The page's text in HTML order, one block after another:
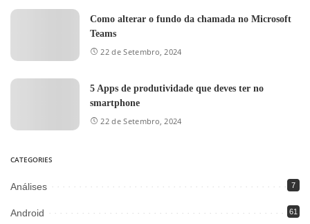
Como alterar o fundo da chamada no Microsoft
Teams
22 de Setembro, 2024
5 Apps de produtividade que deves ter no
smartphone
22 de Setembro, 2024
CATEGORIES
Análises 7
Android 61